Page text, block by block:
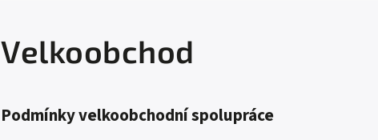
Velkoobchod
Podmínky velkoobchodní spolupráce